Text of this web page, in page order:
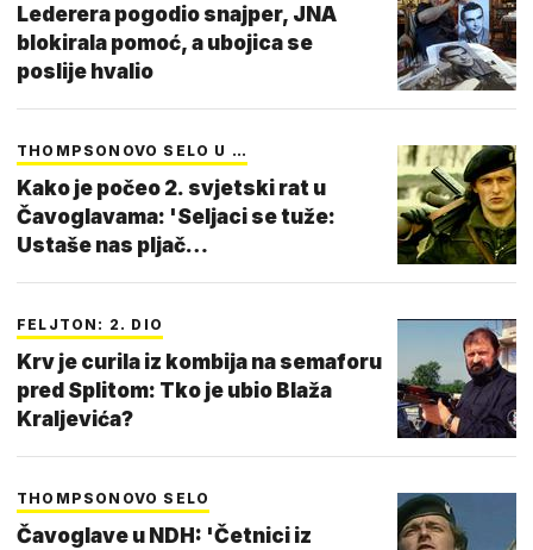
Lederera pogodio snajper, JNA
blokirala pomoć, a ubojica se
poslije hvalio
THOMPSONOVO SELO U …
Kako je počeo 2. svjetski rat u
Čavoglavama: 'Seljaci se tuže:
Ustaše nas pljač…
FELJTON: 2. DIO
Krv je curila iz kombija na semaforu
pred Splitom: Tko je ubio Blaža
Kraljevića?
THOMPSONOVO SELO
Čavoglave u NDH: 'Četnici iz